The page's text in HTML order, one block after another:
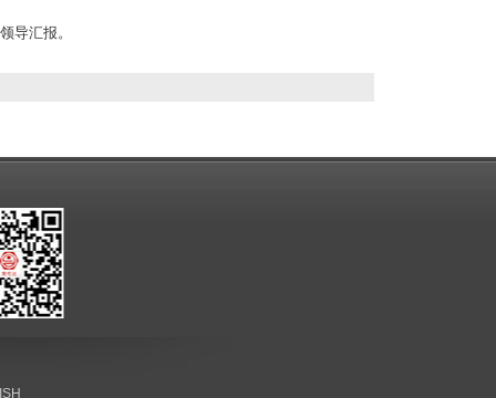
导汇报。